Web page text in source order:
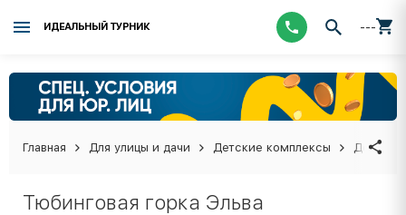
ИДЕАЛЬНЫЙ ТУРНИК ---
Главная Для улицы и дачи Детские комплексы
Тюбинговая горка Эльва